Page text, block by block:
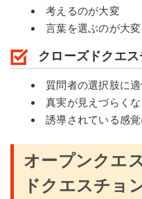
考えるのが大変
言葉を選ぶのが大変
クローズドクエ
質問者の選択肢に
真実が見えづらく
誘導されている感
オープンクエ
ドクエスチョ